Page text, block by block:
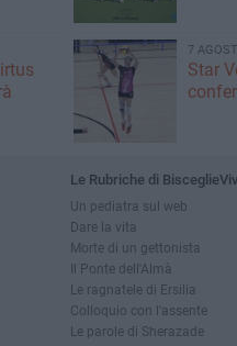
7
Star
Le Rubriche di
Un pediatra sul web
Dare la vita
Morte di un gettonista
Il Ponte dell'Almà
Le ragnatele di Ersilia
Colloquio con l'assente
Le parole di Sherazade